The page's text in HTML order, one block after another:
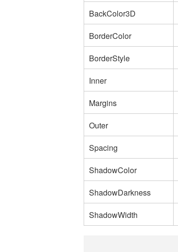
BackColor3D
BorderColor
BorderStyle
Inner
Margins
Outer
Spacing
ShadowColor
ShadowDarkness
ShadowWidth